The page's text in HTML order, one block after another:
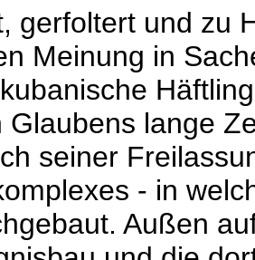
gerfoltert und zu
Meinung in
Glaubens lange
seiner
- in
Außen